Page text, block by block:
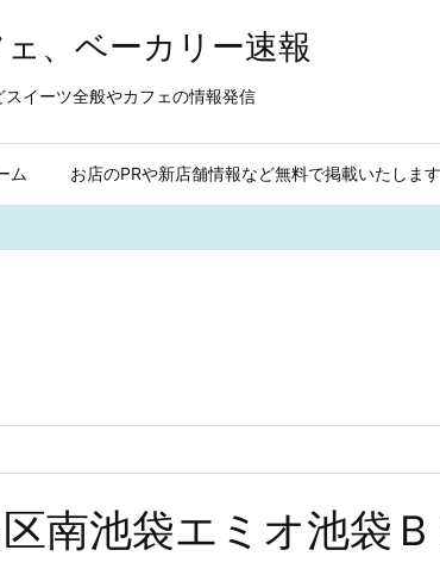
、ベーカリー速報
イーツ全般やカフェの情報発信
ム お店のPRや新店舗情報など無料で掲載いたします
池袋エミオ池袋